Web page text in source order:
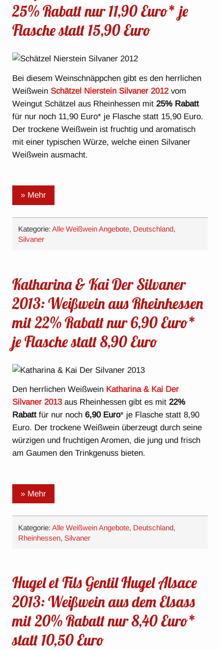
25% Rabatt nur 11,90 Euro* je
Flasche statt 15,90 Euro
Bei diesem Weinschnäppchen gibt es den herrlichen
Weißwein Schätzel Nierstein Silvaner 2012vom
Weingut Schätzel aus Rheinhessen mit25% Rabatt
für nur noch 11,90 Euro* je Flasche statt 15,90 Euro.
Der trockene Weißwein ist fruchtig und aromatisch
mit einer typischen Würze, welche einen Silvaner
Weißwein ausmacht.
» Mehr
Kategorie:Alle Weißwein Angebote, Deutschland,
Silvaner
Katharina & Kai Der Silvaner
2013: Weißwein aus Rheinhessen
mit 22% Rabatt nur 6,90 Euro*
je Flasche statt 8,90 Euro
Den herrlichen Weißwein Katharina & Kai Der
Silvaner 2013aus Rheinhessen gibt es mit22%
Rabattfür nur noch6,90 Euro* je Flasche statt 8,90
Euro. Der trockene Weißwein überzeugt durch seine
würzigen und fruchtigen Aromen, die jung und frisch
am Gaumen den Trinkgenuss bieten.
» Mehr
Kategorie:Alle Weißwein Angebote, Deutschland,
Rheinhessen,Silvaner
Hugel et Fils Gentil Hugel Alsace
2013: Weißwein aus dem Elsass
mit 20% Rabatt nur 8,40 Euro*
statt 10,50 Euro